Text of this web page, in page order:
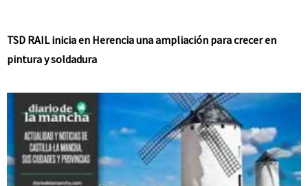
TSD RAIL inicia en Herencia una ampliación para crecer en
pintura y soldadura